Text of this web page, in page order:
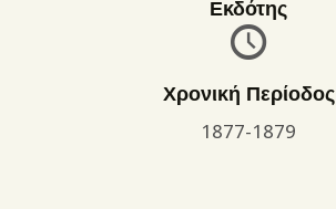
Εκδότης
Χρονική Περίοδος
1877-1879